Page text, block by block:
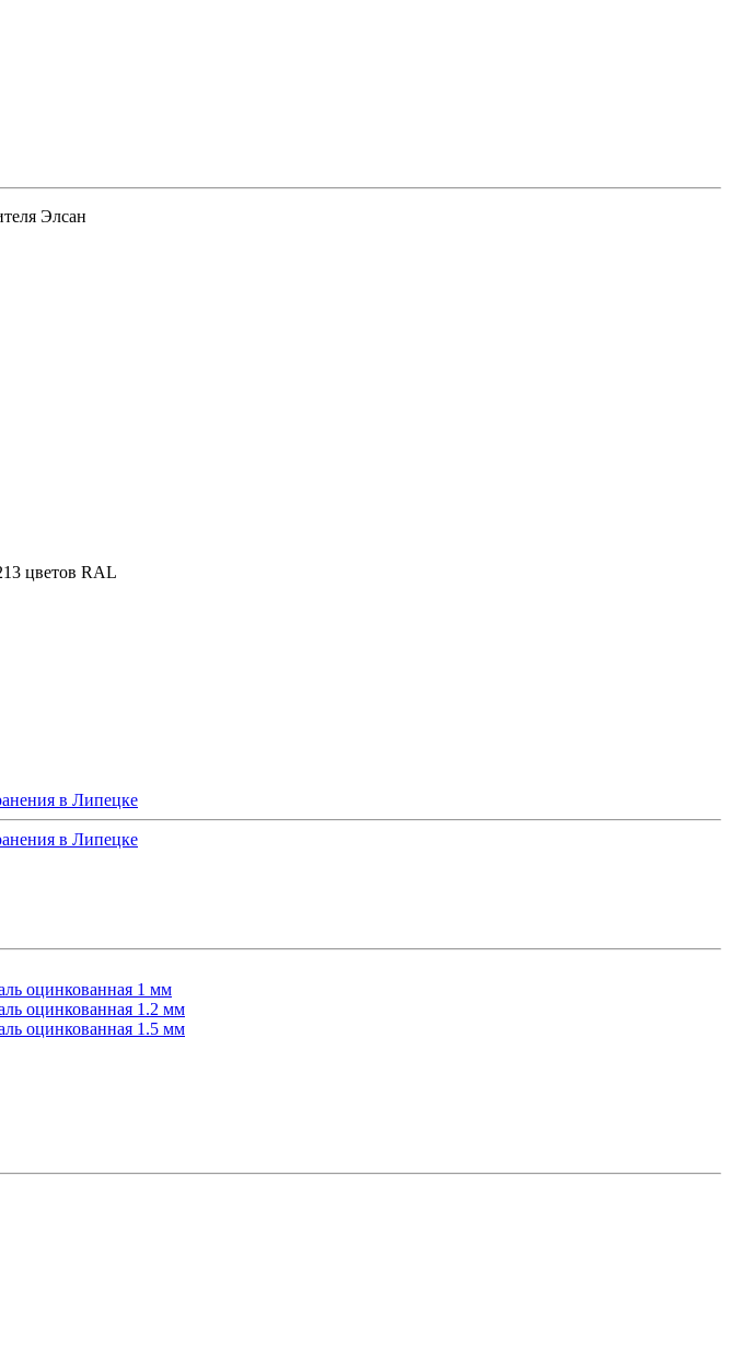
Элсан
цветов RAL
оцинкованная 1 мм
оцинкованная 1.2 мм
оцинкованная 1.5 мм